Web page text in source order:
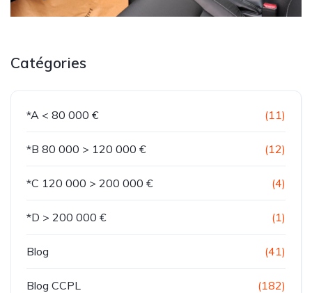
Catégories
*A < 80 000 € (11)
*B 80 000 > 120 000 € (12)
*C 120 000 > 200 000 € (4)
*D > 200 000 € (1)
Blog (41)
Blog CCPL (182)